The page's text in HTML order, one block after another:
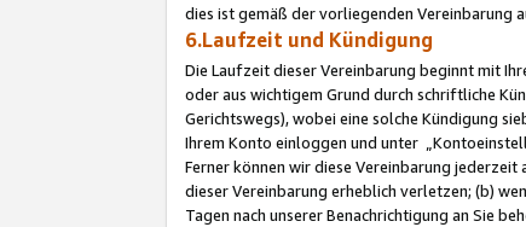
dies ist gemäß der vorliegenden Vereinbarung
6.Laufzeit und Kündigung
Die Laufzeit dieser Vereinbarung beginnt mit
oder aus wichtigem Grund durch schriftliche
Gerichtswegs), wobei eine solche Kündigung
Ihrem Konto einloggen und unter
Ferner können wir diese Vereinbarung
dieser Vereinbarung erheblich verletzen; (b)
Tagen nach unserer Benachrichtigung an Sie